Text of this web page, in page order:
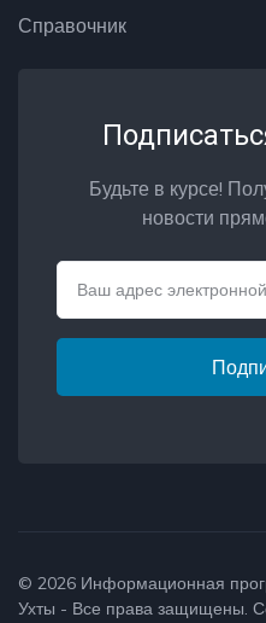
Справочник
Будьте в курсе!
новости
© 2026 Информационная
Ухты - Все права защищены.